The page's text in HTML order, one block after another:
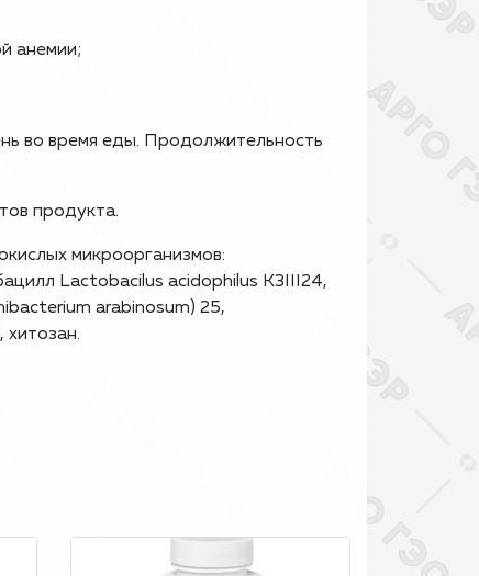
анемии;
во время еды. Продолжительность
продукта.
микроорганизмов:
Lactobacilus acidophilus К3III24,
arabinosum) 25,